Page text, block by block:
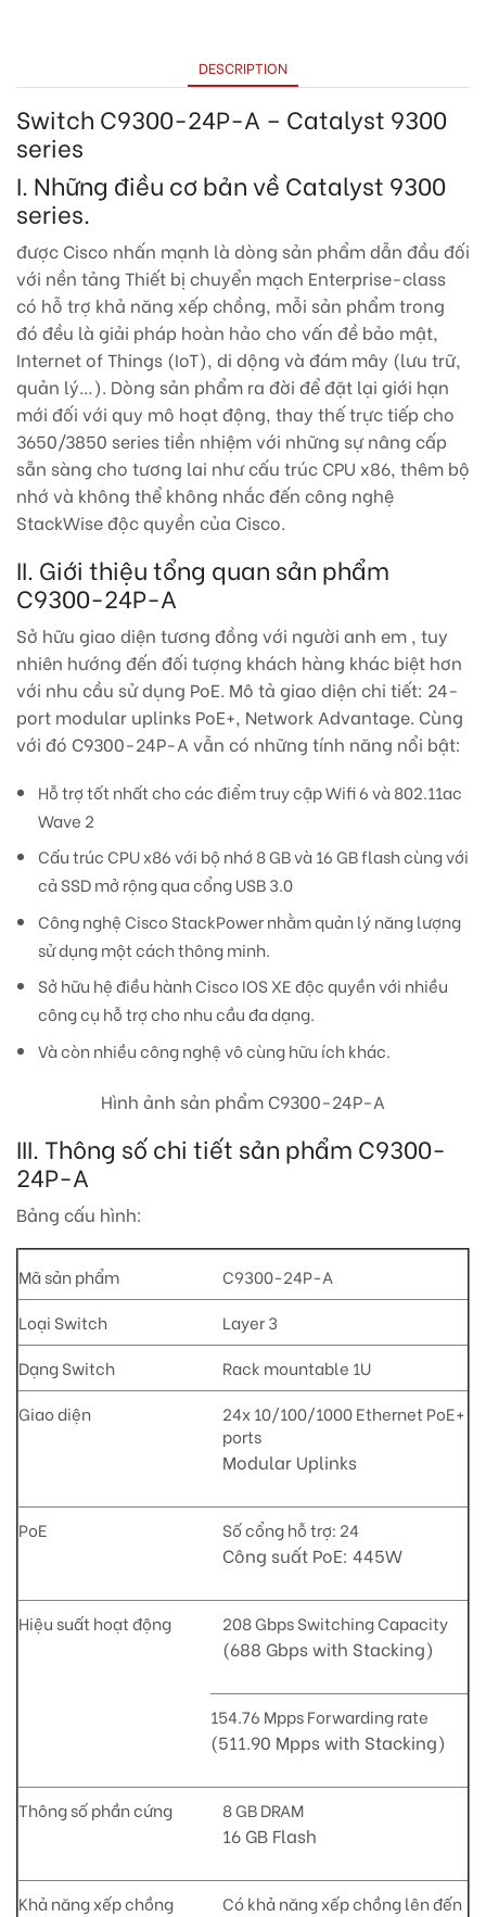
DESCRIPTION
Switch C9300-24P-A – Catalyst 9300
series
I. Những điều cơ bản về Catalyst 9300
series.
được Cisco nhấn mạnh là dòng sản phẩm dẫn đầu đối
với nền tảng Thiết bị chuyển mạch Enterprise-class
có hỗ trợ khả năng xếp chồng, mỗi sản phẩm trong
đó đều là giải pháp hoàn hảo cho vấn đề bảo mật,
Internet of Things (IoT), di dộng và đám mây (lưu trữ,
quản lý…). Dòng sản phẩm ra đời để đặt lại giới hạn
mới đối với quy mô hoạt động, thay thế trực tiếp cho
3650/3850 series tiền nhiệm với những sự nâng cấp
sẵn sàng cho tương lai như cấu trúc CPU x86, thêm bộ
nhớ và không thể không nhắc đến công nghệ
StackWise độc quyền của Cisco.
II. Giới thiệu tổng quan sản phẩm
C9300-24P-A
Sở hữu giao diện tương đồng với người anh em , tuy
nhiên hướng đến đối tượng khách hàng khác biệt hơn
với nhu cầu sử dụng PoE. Mô tả giao diện chi tiết: 24-
port modular uplinks PoE+, Network Advantage. Cùng
với đó C9300-24P-A vẫn có những tính năng nổi bật:
Hỗ trợ tốt nhất cho các điểm truy cập Wifi 6 và 802.11ac
Wave 2
Cấu trúc CPU x86 với bộ nhớ 8 GB và 16 GB flash cùng với
cả SSD mở rộng qua cổng USB 3.0
Công nghệ Cisco StackPower nhằm quản lý năng lượng
sử dụng một cách thông minh.
Sở hữu hệ điều hành Cisco IOS XE độc quyền với nhiều
công cụ hỗ trợ cho nhu cầu đa dạng.
Và còn nhiều công nghệ vô cùng hữu ích khác.
Hình ảnh sản phẩm C9300-24P-A
III. Thông số chi tiết sản phẩm C9300-
24P-A
Bảng cấu hình:
Mã sản phẩm
C9300-24P-A
Loại Switch
Layer 3
Dạng Switch
Rack mountable 1U
Giao diện
24x 10/100/1000 Ethernet PoE+
ports
Modular Uplinks
PoE Số cổng hỗ trợ: 24
Công suất PoE: 445W
Hiệu suất hoạt động 208 Gbps Switching Capacity
(688 Gbps with Stacking)
154.76 Mpps Forwarding rate
(511.90 Mpps with Stacking)
Thông số phần cứng 8 GB DRAM
16 GB Flash
Khả năng xếp chồng
Có khả năng xếp chồng lên đến